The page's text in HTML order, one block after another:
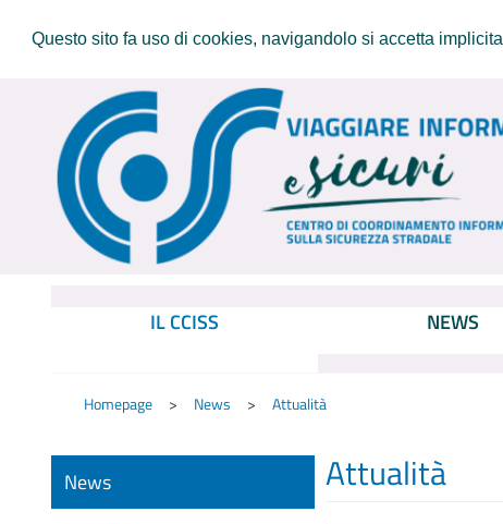
Questo sito fa uso di cookies, navigandolo si accetta
IL CCISS NEWS
Homepage News Attualità
News Attualità